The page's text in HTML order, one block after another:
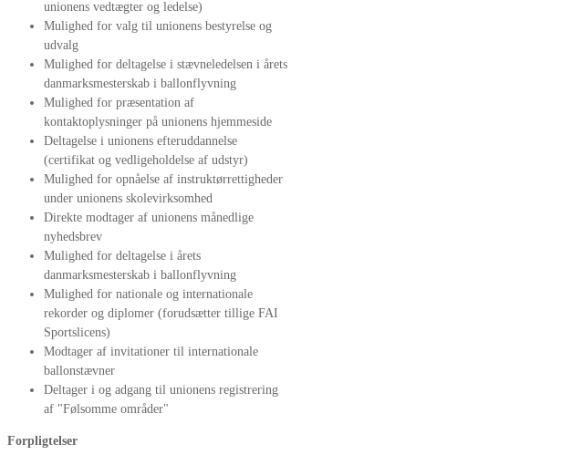
unionens vedtægter og ledelse)
Mulighed for valg til unionens bestyrelse og
udvalg
Mulighed for deltagelse i stævneledelsen i årets
danmarksmesterskab i ballonflyvning
Mulighed for præsentation af
kontaktoplysninger på unionens hjemmeside
Deltagelse i unionens efteruddannelse
(certifikat og vedligeholdelse af udstyr)
Mulighed for opnåelse af instruktørrettigheder
under unionens skolevirksomhed
Direkte modtager af unionens månedlige
nyhedsbrev
Mulighed for deltagelse i årets
danmarksmesterskab i ballonflyvning
Mulighed for nationale og internationale
rekorder og diplomer (forudsætter tillige FAI
Sportslicens)
Modtager af invitationer til internationale
ballonstævner
Deltager i og adgang til unionens registrering
af "Følsomme områder"
Forpligtelser